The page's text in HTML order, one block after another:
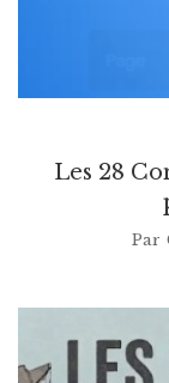
Les 28
Par